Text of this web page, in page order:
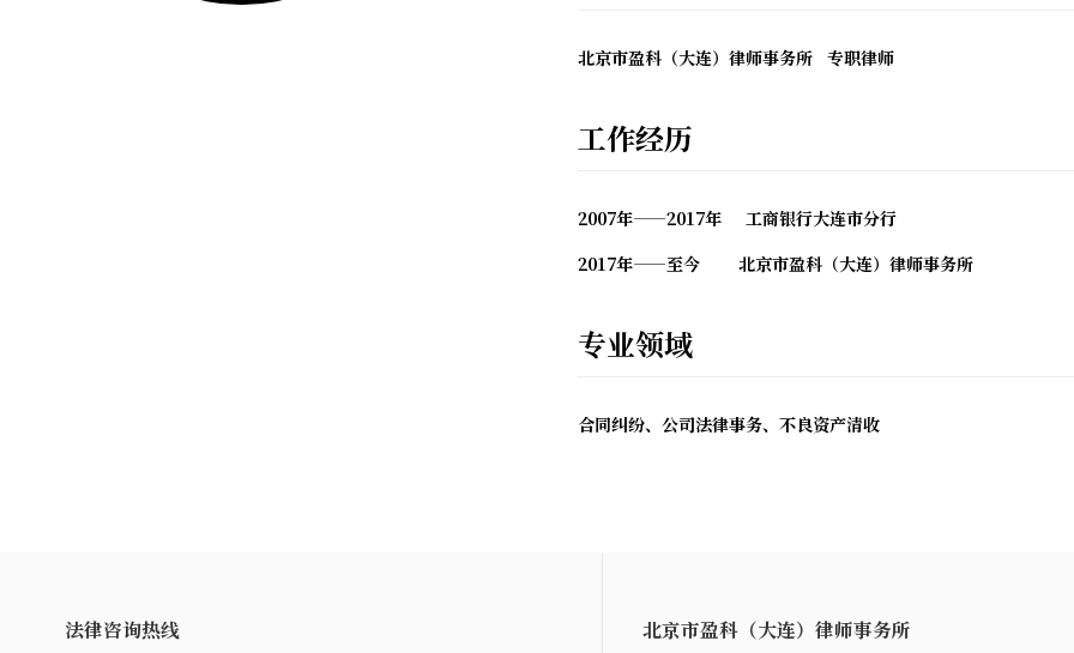
北京市盈科（大连）律师事务所 专职律师
工作经历
2007年——2017年 工商银行大连市分行
2017年——至今 北京市盈科（大连）律师事务所
专业领域
合同纠纷、公司法律事务、不良资产清收
法律咨询热线 北京市盈科（大连）律师事务所